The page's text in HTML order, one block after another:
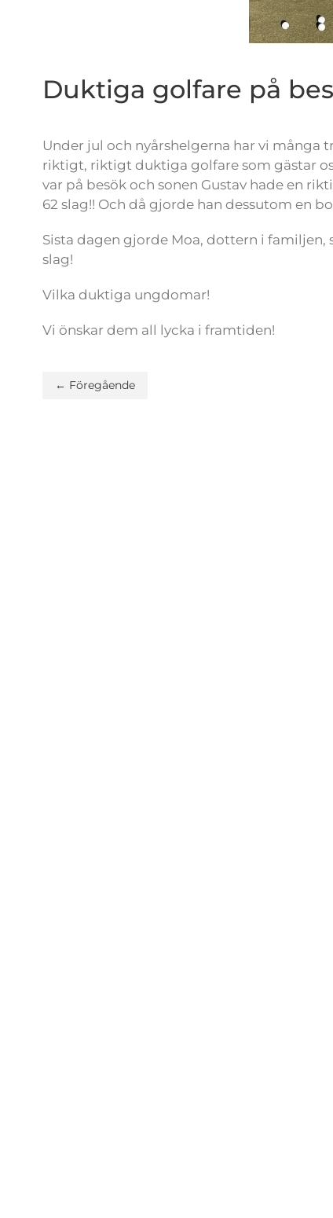
Duktiga golfare på
Under jul och nyårshelgerna har vi många
riktigt, riktigt duktiga golfare som gästar
var på besök och sonen Gustav hade en
62 slag!! Och då gjorde han dessutom en
Sista dagen gjorde Moa, dottern i familjen,
slag!
Vilka duktiga ungdomar!
Vi önskar dem all lycka i framtiden!
← Föregående